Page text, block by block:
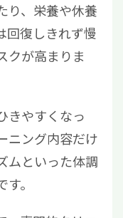
り、栄養や休養
回復しきれず慢
クが高まりま
きやすくなっ
ニング内容だけ
ムといった体調
。